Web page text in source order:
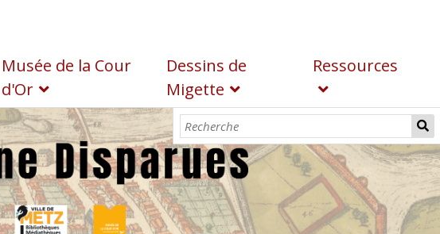
Musée de la Cour
d'Or
Dessins de
Migette
Ressources